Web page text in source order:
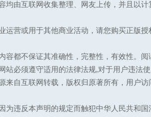
均由互联网收集整理、网友上传，并且以
运营或用于其他商业活动，请您购买正版
容都不保证其准确性，完整性，有效性。
站必须遵守适用的法律法规,对于用户违法
来自互联网转载，版权归原著所有，用户
为违反本声明的规定而触犯中华人民共和